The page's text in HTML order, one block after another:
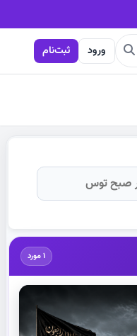
ورود ثبت‌نام
1 مورد